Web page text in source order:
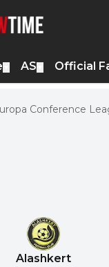
AS Official
Conference
Alashkert